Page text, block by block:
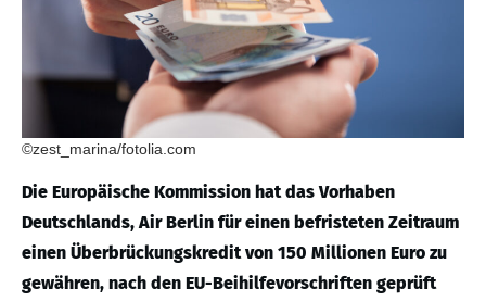
©zest_marina/fotolia.com
Die Europäische Kommission hat das Vorhaben
Deutschlands, Air Berlin für einen befristeten Zeitraum
einen Überbrückungskredit von 150 Millionen Euro zu
gewähren, nach den EU-Beihilfevorschriften geprüft